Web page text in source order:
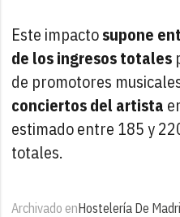
Este impactosupone
de los ingresos totales
de promotores
conciertos del artista
estimado entre 185 y
totales.
Archivado enHostelería De